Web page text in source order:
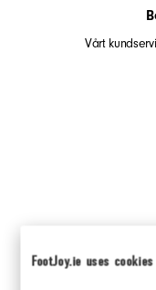
FootJoy.ie uses cookies
Vårt